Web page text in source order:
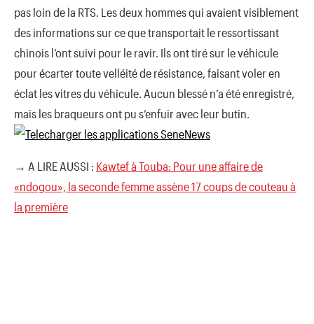
pas loin de la RTS. Les deux hommes qui avaient visiblement
des informations sur ce que transportait le ressortissant
chinois l’ont suivi pour le ravir. Ils ont tiré sur le véhicule
pour écarter toute velléité de résistance, faisant voler en
éclat les vitres du véhicule. Aucun blessé n’a été enregistré,
mais les braqueurs ont pu s’enfuir avec leur butin.
→ A LIRE AUSSI : Kawtef à Touba: Pour une affaire de
«ndogou», la seconde femme assène 17 coups de couteau à
la première